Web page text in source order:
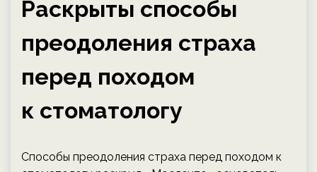
Раскрыты способы
преодоления страха
перед походом
к стоматологу
Способы преодоления страха перед походом к